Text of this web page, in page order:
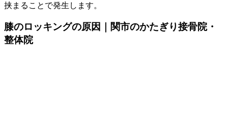
挟まることで発生します。
膝のロッキングの原因｜関市のかたぎり接骨院・
整体院